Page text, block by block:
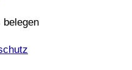
belegen